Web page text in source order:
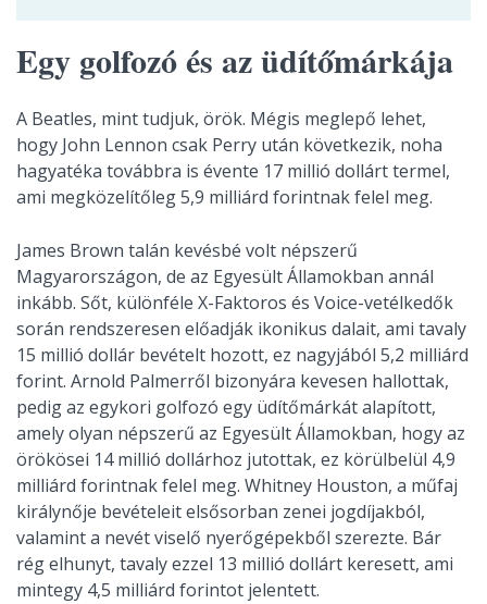
Egy golfozó és az üdítőmárkája
A Beatles, mint tudjuk, örök. Mégis meglepő lehet,
hogy John Lennon csak Perry után következik, noha
hagyatéka továbbra is évente 17 millió dollárt termel,
ami megközelítőleg 5,9 milliárd forintnak felel meg.
James Brown talán kevésbé volt népszerű
Magyarországon, de az Egyesült Államokban annál
inkább. Sőt, különféle X-Faktoros és Voice-vetélkedők
során rendszeresen előadják ikonikus dalait, ami tavaly
15 millió dollár bevételt hozott, ez nagyjából 5,2 milliárd
forint. Arnold Palmerről bizonyára kevesen hallottak,
pedig az egykori golfozó egy üdítőmárkát alapított,
amely olyan népszerű az Egyesült Államokban, hogy az
örökösei 14 millió dollárhoz jutottak, ez körülbelül 4,9
milliárd forintnak felel meg. Whitney Houston, a műfaj
királynője bevételeit elsősorban zenei jogdíjakból,
valamint a nevét viselő nyerőgépekből szerezte. Bár
rég elhunyt, tavaly ezzel 13 millió dollárt keresett, ami
mintegy 4,5 milliárd forintot jelentett.